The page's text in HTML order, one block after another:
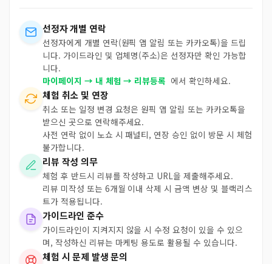
선정자 개별 연락
선정자에게 개별 연락(원픽 앱 알림 또는 카카오톡)을 드립
니다. 가이드라인 및 업체명(주소)은 선정자만 확인 가능합
니다.
마이페이지 → 내 체험 → 리뷰등록 에서 확인하세요.
체험 취소 및 연장
취소 또는 일정 변경 요청은 원픽 앱 알림 또는 카카오톡을
받으신 곳으로 연락해주세요.
사전 연락 없이 노쇼 시 패널티, 연장 승인 없이 방문 시 체험
불가합니다.
리뷰 작성 의무
체험 후 반드시 리뷰를 작성하고 URL을 제출해주세요.
리뷰 미작성 또는 6개월 이내 삭제 시 금액 변상 및 블랙리스
트가 적용됩니다.
가이드라인 준수
가이드라인이 지켜지지 않을 시 수정 요청이 있을 수 있으
며, 작성하신 리뷰는 마케팅 용도로 활용될 수 있습니다.
체험 시 문제 발생 문의